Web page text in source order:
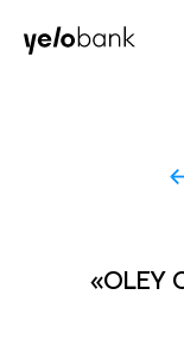
Частным лицам
«OLEY